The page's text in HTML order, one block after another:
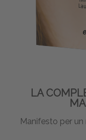
LA
Manifesto per